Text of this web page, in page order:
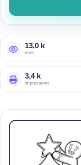
13,0 k
vues
3,4 k
impressions